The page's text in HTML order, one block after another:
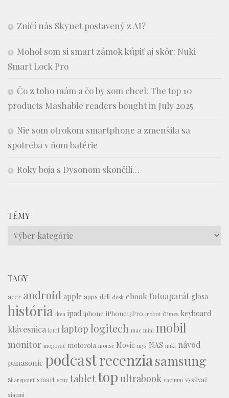
Zničí nás Skynet postavený z AI?
Mohol som si smart zámok kúpiť aj skôr: Nuki
Smart Lock Pro
Čo z toho mám a čo by som chcel: The top 10
products Mashable readers bought in July 2025
Nie som otrokom smartphone a zmenšila sa
spotreba v ňom batérie
Roky boja s Dysonom skončili…
TÉMY
Témy
TAGY
acer android apple apps dell desk ebook fotoaparát glosa
história ikea ipad iphone iPhone13Pro irobot iTunes keyboard
klávesnica kutil laptop logitech mac mini mobil
monitor mopovač motorola mouse Movie myš NAS nuki návod
panasonic podcastrecenziasamsung
Sharepoint smart sony tablettop ultrabook vacuum vysávač
xiaomi